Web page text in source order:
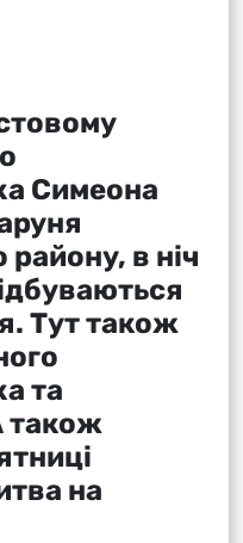
Симеона
в ніч
Тут також
та
також
на